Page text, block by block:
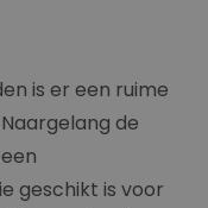
is er een ruime
de
geschikt is voor